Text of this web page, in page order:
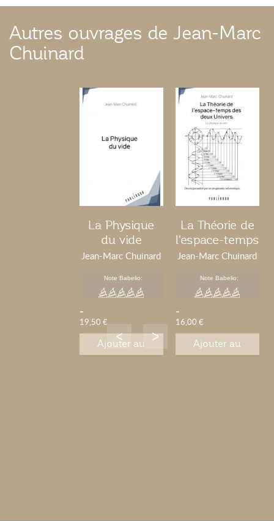
Autres ouvrages de Jean-Marc
Chuinard
La Physique
du vide
Jean-Marc Chuinard
Note Babelio:
-
19,50 €
Ajouter au
La Théorie de
l'espace-temps
des deux
Jean-Marc Chuinard
Note Babelio:
-
16,00 €
Ajouter au